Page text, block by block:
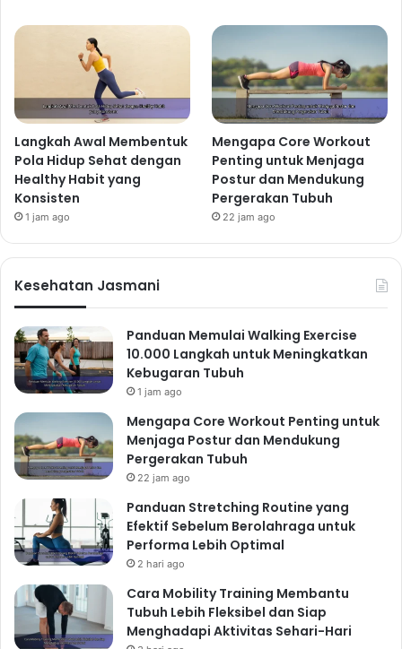
Langkah Awal Membentuk
Pola Hidup Sehat dengan
Healthy Habit yang
Konsisten
1 jam ago
Mengapa Core Workout
Penting untuk Menjaga
Postur dan Mendukung
Pergerakan Tubuh
22 jam ago
Kesehatan Jasmani
Panduan Memulai Walking Exercise
10.000 Langkah untuk Meningkatkan
Kebugaran Tubuh
1 jam ago
Mengapa Core Workout Penting untuk
Menjaga Postur dan Mendukung
Pergerakan Tubuh
22 jam ago
Panduan Stretching Routine yang
Efektif Sebelum Berolahraga untuk
Performa Lebih Optimal
2 hari ago
Cara Mobility Training Membantu
Tubuh Lebih Fleksibel dan Siap
Menghadapi Aktivitas Sehari-Hari